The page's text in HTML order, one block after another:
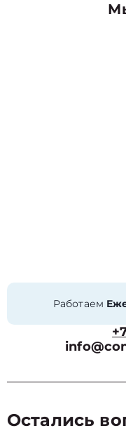
Работаем
Остались